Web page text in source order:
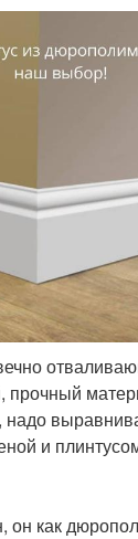
прочный
и
он как